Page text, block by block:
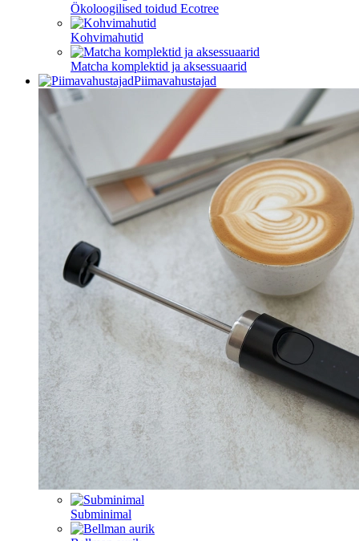
Ökoloogilised toidud Ecotree
Kohvimahutid
Matcha komplektid ja aksessuaarid
Piimavahustajad
Subminimal